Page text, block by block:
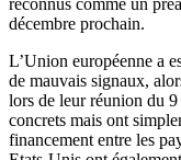
reconnus comme un
décembre prochain.
L’Union européenne a
de mauvais signaux,
lors de leur réunion du
concrets mais ont
financement entre les